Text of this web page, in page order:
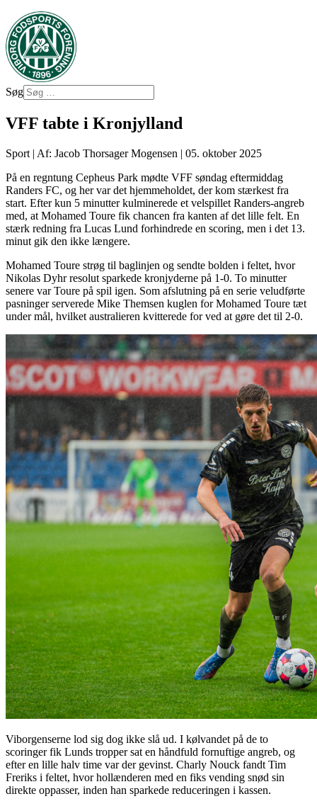
Søg
VFF tabte i Kronjylland
Sport | Af: Jacob Thorsager Mogensen | 05. oktober 2025
På en regntung Cepheus Park mødte VFF søndag eftermiddag
Randers FC, og her var det hjemmeholdet, der kom stærkest fra
start. Efter kun 5 minutter kulminerede et velspillet Randers-angreb
med, at Mohamed Toure fik chancen fra kanten af det lille felt. En
stærk redning fra Lucas Lund forhindrede en scoring, men i det 13.
minut gik den ikke længere.
Mohamed Toure strøg til baglinjen og sendte bolden i feltet, hvor
Nikolas Dyhr resolut sparkede kronjyderne på 1-0. To minutter
senere var Toure på spil igen. Som afslutning på en serie veludførte
pasninger serverede Mike Themsen kuglen for Mohamed Toure tæt
under mål, hvilket australieren kvitterede for ved at gøre det til 2-0.
Viborgenserne lod sig dog ikke slå ud. I kølvandet på de to
scoringer fik Lunds tropper sat en håndfuld fornuftige angreb, og
efter en lille halv time var der gevinst. Charly Nouck fandt Tim
Freriks i feltet, hvor hollænderen med en fiks vending snød sin
direkte oppasser, inden han sparkede reduceringen i kassen.